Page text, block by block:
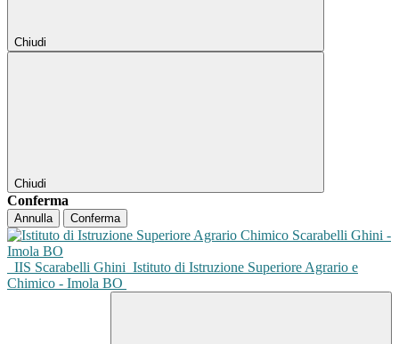
Chiudi
Chiudi
Conferma
Annulla Conferma
IIS Scarabelli Ghini Istituto di Istruzione Superiore Agrario e
Chimico - Imola BO